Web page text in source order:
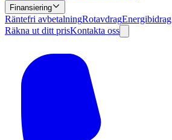
Finansiering
Räntefri avbetalningRotavdragEnergibidrag
Räkna ut ditt prisKontakta oss